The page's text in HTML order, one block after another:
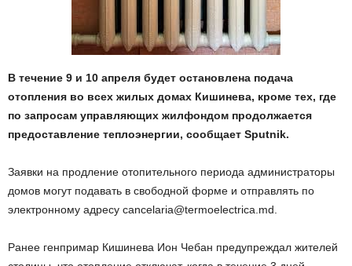
В течение 9 и 10 апреля будет остановлена подача
отопления во всех жилых домах Кишинева, кроме тех, где
по запросам управляющих жилфондом продолжается
предоставление теплоэнергии, сообщает Sputnik.
Заявки на продление отопительного периода администраторы
домов могут подавать в свободной форме и отправлять по
электронному адресу cancelaria@termoelectrica.md
Ранее генпримар Кишинева Ион Чебан предупреждал жителей